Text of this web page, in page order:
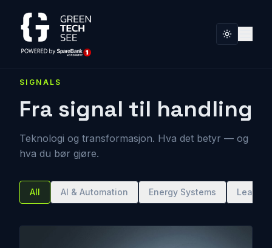
SIGNALS
Fra signal til handling
Teknologi og transformasjon. Hva det betyr — og
hva du bør gjøre.
All AI & Automation Energy Systems